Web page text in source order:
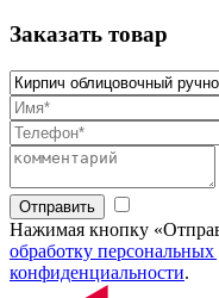
Заказать товар
Отправить
Нажимая кнопку
обработку
конфиденциальности.